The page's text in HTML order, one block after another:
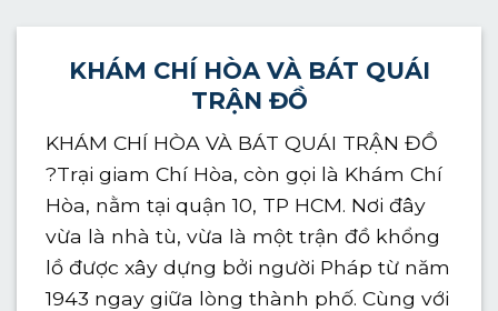
KHÁM CHÍ HÒA VÀ BÁT QUÁI
TRẬN ĐỒ
KHÁM CHÍ HÒA VÀ BÁT QUÁI TRẬN ĐỒ
?Trại giam Chí Hòa, còn gọi là Khám Chí
Hòa, nằm tại quận 10, TP HCM. Nơi đây
vừa là nhà tù, vừa là một trận đồ khổng
lồ được xây dựng bởi người Pháp từ năm
1943 ngay giữa lòng thành phố. Cùng với